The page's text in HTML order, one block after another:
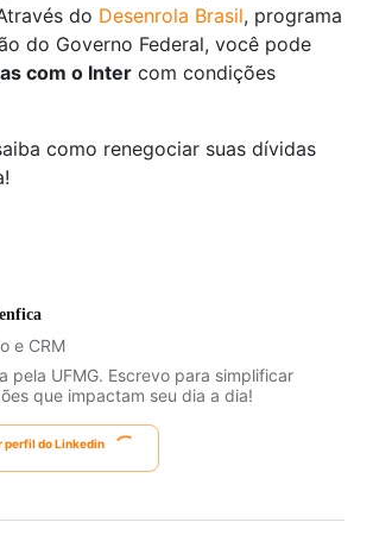
do Desenrola Brasil, programa
do Governo Federal, você pode
com o Inter com condições
como renegociar suas dívidas
e CRM
pela UFMG. Escrevo para simplificar
que impactam seu dia a dia!
perfil do Linkedin